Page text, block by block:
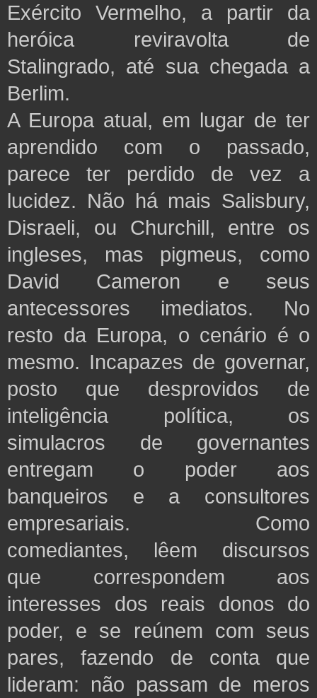
Exército Vermelho, a partir da
heróica reviravolta de
Stalingrado, até sua chegada a
Berlim.
A Europa atual, em lugar de ter
aprendido com o passado,
parece ter perdido de vez a
lucidez. Não há mais Salisbury,
Disraeli, ou Churchill, entre os
ingleses, mas pigmeus, como
David Cameron e seus
antecessores imediatos. No
resto da Europa, o cenário é o
mesmo. Incapazes de governar,
posto que desprovidos de
inteligência política, os
simulacros de governantes
entregam o poder aos
banqueiros e a consultores
empresariais. Como
comediantes, lêem discursos
que correspondem aos
interesses dos reais donos do
poder, e se reúnem com seus
pares, fazendo de conta que
lideram: não passam de meros